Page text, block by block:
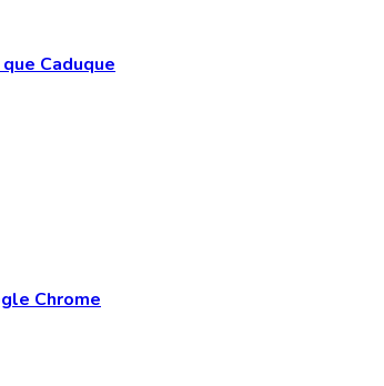
Caduque
Chrome